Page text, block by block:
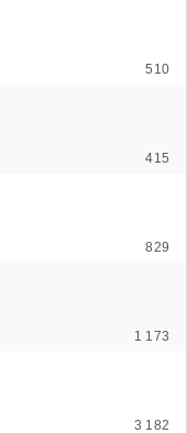
510
415
829
1 173
3 182